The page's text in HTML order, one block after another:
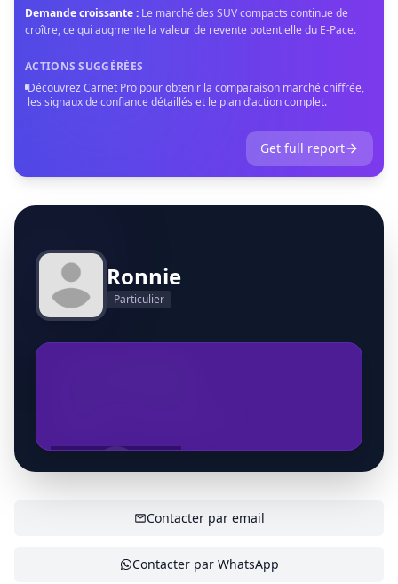
Demande croissante: Le marché des SUV compacts continue de
croître, ce qui augmente la valeur de revente potentielle du E-Pace.
ACTIONS SUGGÉRÉES
Découvrez Carnet Pro pour obtenir la comparaison marché chiffrée,
les signaux de confiance détaillés et le plan d’action complet.
Get full report
Ronnie
Particulier
Contacter par email
Contacter par WhatsApp